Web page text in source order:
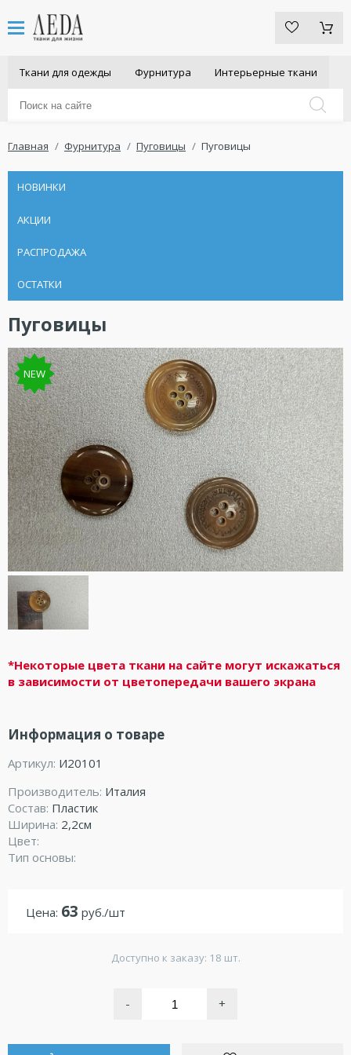
Ткани для одежды Фурнитура Интерьерные ткани
Главная Фурнитура Пуговицы Пуговицы
НОВИНКИ
АКЦИИ
РАСПРОДАЖА
ОСТАТКИ
Пуговицы
NEW
*Некоторые цвета ткани на сайте могут искажаться
в зависимости от цветопередачи вашего экрана
Информация о товаре
Артикул: И20101
Производитель: Италия
Состав: Пластик
Ширина: 2,2см
Цвет:
Тип основы:
Цена: 63 руб./шт
Доступно к заказу: 18 шт.
- +